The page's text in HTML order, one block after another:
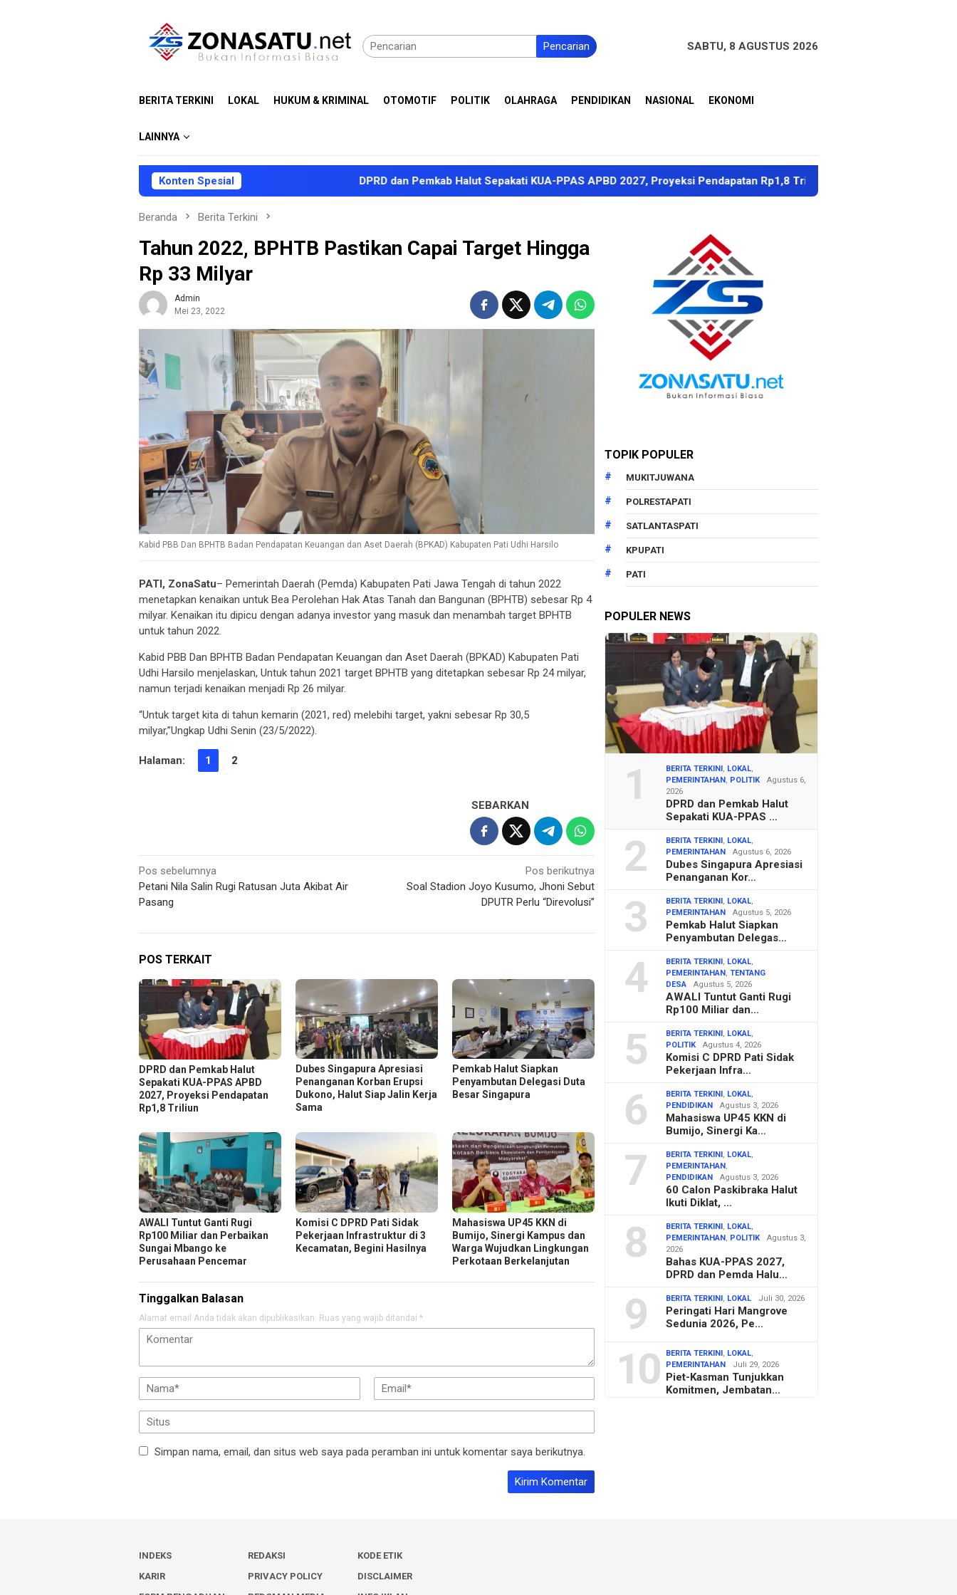
Pencarian SABTU, 8 AGUSTUS 2026
BERITA TERKINI LOKAL HUKUM & KRIMINAL OTOMOTIF POLITIK OLAHRAGA PENDIDIKAN NASIONAL EKONOMI
LAINNYA
Konten Spesial DPRD dan Pemkab Halut Sepakati KUA-PPAS APBD 2027, Proyeksi Pendapatan Rp1,8 Triliun
Beranda Berita Terkini
Tahun 2022, BPHTB Pastikan Capai Target Hingga
Rp 33 Milyar
Admin
Mei 23, 2022
Kabid PBB Dan BPHTB Badan Pendapatan Keuangan dan Aset Daerah (BPKAD) Kabupaten Pati Udhi Harsilo
PATI, ZonaSatu– Pemerintah Daerah (Pemda) Kabupaten Pati Jawa Tengah di tahun 2022
menetapkan kenaikan untuk Bea Perolehan Hak Atas Tanah dan Bangunan (BPHTB) sebesar Rp 4
milyar. Kenaikan itu dipicu dengan adanya investor yang masuk dan menambah target BPHTB
untuk tahun 2022.
Kabid PBB Dan BPHTB Badan Pendapatan Keuangan dan Aset Daerah (BPKAD) Kabupaten Pati
Udhi Harsilo menjelaskan, Untuk tahun 2021 target BPHTB yang ditetapkan sebesar Rp 24 milyar,
namun terjadi kenaikan menjadi Rp 26 milyar.
“Untuk target kita di tahun kemarin (2021, red) melebihi target, yakni sebesar Rp 30,5
milyar,”Ungkap Udhi Senin (23/5/2022).
Halaman: 1 2
SEBARKAN
Navigasi
pos
Pos sebelumnya
Petani Nila Salin Rugi Ratusan Juta Akibat Air
Pasang
Pos berikutnya
Soal Stadion Joyo Kusumo, Jhoni Sebut
DPUTR Perlu “Direvolusi”
POS TERKAIT
DPRD dan Pemkab Halut
Sepakati KUA-PPAS APBD
2027, Proyeksi Pendapatan
Rp1,8 Triliun
Dubes Singapura Apresiasi
Penanganan Korban Erupsi
Dukono, Halut Siap Jalin Kerja
Sama
Pemkab Halut Siapkan
Penyambutan Delegasi Duta
Besar Singapura
AWALI Tuntut Ganti Rugi
Rp100 Miliar dan Perbaikan
Sungai Mbango ke
Perusahaan Pencemar
Komisi C DPRD Pati Sidak
Pekerjaan Infrastruktur di 3
Kecamatan, Begini Hasilnya
Mahasiswa UP45 KKN di
Bumijo, Sinergi Kampus dan
Warga Wujudkan Lingkungan
Perkotaan Berkelanjutan
Tinggalkan Balasan
Alamat email Anda tidak akan dipublikasikan. Ruas yang wajib ditandai *
Simpan nama, email, dan situs web saya pada peramban ini untuk komentar saya berikutnya.
TOPIK POPULER
MUKITJUWANA
POLRESTAPATI
SATLANTASPATI
KPUPATI
PATI
POPULER NEWS
1 BERITA TERKINI , LOKAL,
PEMERINTAHAN , POLITIK
Agustus 6,
2026
DPRD dan Pemkab Halut
Sepakati KUA-PPAS …
2 BERITA TERKINI , LOKAL,
PEMERINTAHAN
Agustus 6, 2026
Dubes Singapura Apresiasi
Penanganan Kor…
3 BERITA TERKINI , LOKAL,
PEMERINTAHAN
Agustus 5, 2026
Pemkab Halut Siapkan
Penyambutan Delegas…
4 BERITA TERKINI , LOKAL,
PEMERINTAHAN ,TENTANG
DESA
Agustus 5, 2026
AWALI Tuntut Ganti Rugi
Rp100 Miliar dan…
5 BERITA TERKINI , LOKAL,
POLITIK
Agustus 4, 2026
Komisi C DPRD Pati Sidak
Pekerjaan Infra…
6 BERITA TERKINI , LOKAL,
PENDIDIKAN
Agustus 3, 2026
Mahasiswa UP45 KKN di
Bumijo, Sinergi Ka…
7 BERITA TERKINI , LOKAL,
PEMERINTAHAN ,
PENDIDIKAN
Agustus 3, 2026
60 Calon Paskibraka Halut
Ikuti Diklat, …
8 BERITA TERKINI , LOKAL,
PEMERINTAHAN , POLITIK
Agustus 3,
2026
Bahas KUA-PPAS 2027,
DPRD dan Pemda Halu…
9 BERITA TERKINI , LOKAL Juli 30, 2026
Peringati Hari Mangrove
Sedunia 2026, Pe…
10 BERITA TERKINI , LOKAL,
PEMERINTAHAN
Juli 29, 2026
Piet-Kasman Tunjukkan
Komitmen, Jembatan…
INDEKS REDAKSI
KODE ETIK
KARIR
PRIVACY POLICY
DISCLAIMER